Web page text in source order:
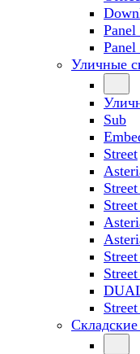
Уличные
Sub
Street